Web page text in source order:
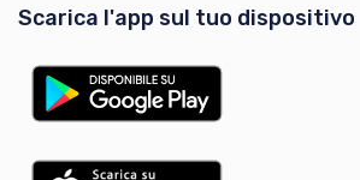
Scarica l'app sul tuo dispositivo